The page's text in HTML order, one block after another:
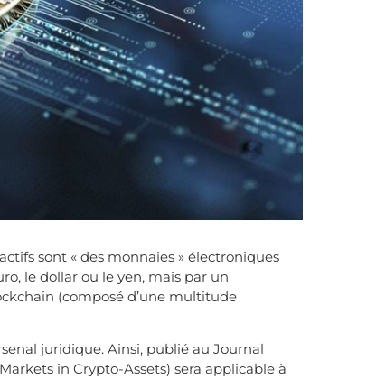
sont « des monnaies » électroniques
le dollar ou le yen, mais par un
(composé d’une multitude
juridique. Ainsi, publié au Journal
in Crypto-Assets) sera applicable à